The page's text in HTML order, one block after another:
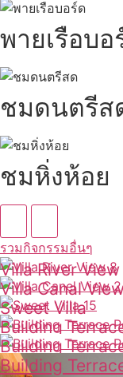
พายเรือบอ
ชมดนตรีส
ชมหิ่งห้อย
รวมกิจกรรมอื่นๆ
Villa River View
ดูเพิ่มเติม
Villa Canal
ดูเพิ่มเติม
Sweet Villa
ดูเพิ่มเติม
Building
ดูเพิ่มเติม
Building
ดูเพิ่มเติม
Building